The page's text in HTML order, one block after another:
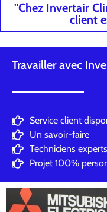
"Chez Invertair
client
Travailler avec
Service client
Un savoir-faire
Techniciens experts
Projet 100%